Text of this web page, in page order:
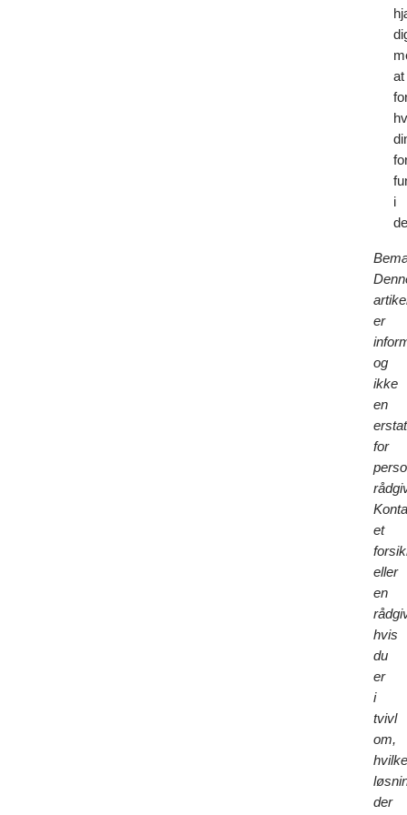
at
i
er
og
ikke
en
for
et
eller
en
hvis
du
er
i
tvivl
om,
der